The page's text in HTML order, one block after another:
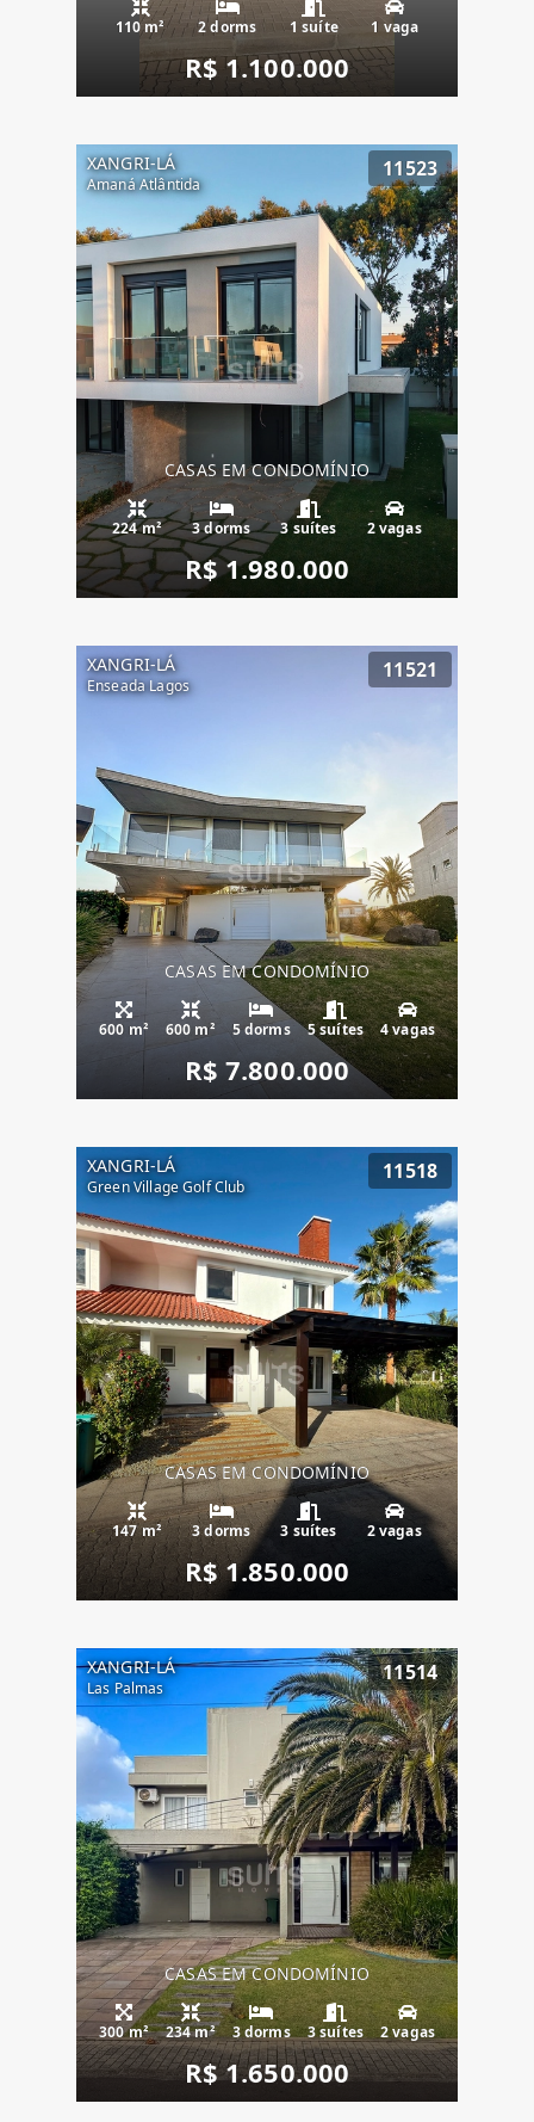
110 m² 2 dorms 1 suíte 1 vaga
R$ 1.100.000
XANGRI-LÁ
Amaná Atlântida
11523
CASAS EM CONDOMÍNIO
224 m² 3 dorms 3 suítes 2 vagas
R$ 1.980.000
XANGRI-LÁ
Enseada Lagos
11521
CASAS EM CONDOMÍNIO
600 m² 600 m² 5 dorms 5 suítes 4 vagas
R$ 7.800.000
XANGRI-LÁ
Green Village Golf Club
11518
CASAS EM CONDOMÍNIO
147 m² 3 dorms 3 suítes 2 vagas
R$ 1.850.000
XANGRI-LÁ
Las Palmas
11514
CASAS EM CONDOMÍNIO
300 m² 234 m² 3 dorms 3 suítes 2 vagas
R$ 1.650.000